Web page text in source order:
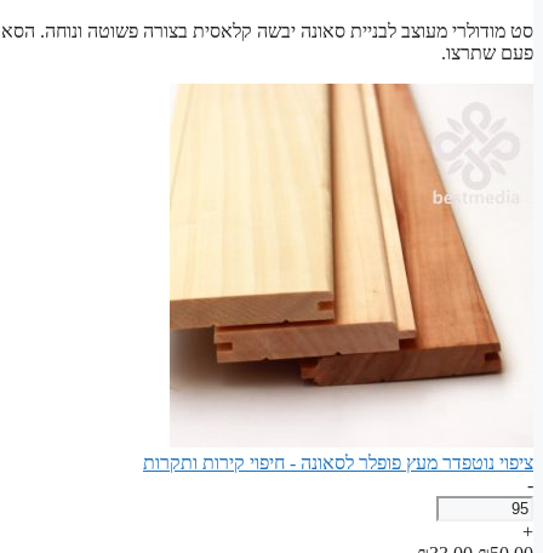
סט מודולרי מעוצב לבניית סאונה יבשה קלאסית בצורה פשוטה ונוחה.
פעם שתרצו.
ציפוי נוטפדר מעץ פופלר לסאונה - חיפוי קירות ותקרות
-
כמות
של
+